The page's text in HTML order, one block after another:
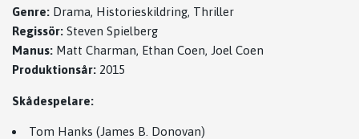
Genre: Drama, Historieskildring, Thriller
Regissör: Steven Spielberg
Manus: Matt Charman, Ethan Coen, Joel Coen
Produktionsår: 2015
Skådespelare:
Tom Hanks (James B. Donovan)